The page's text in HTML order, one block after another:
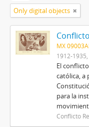
Only digital objects
MX
1912-
El
católica, a
para la
Conflicto